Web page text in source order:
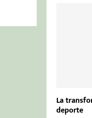
La
deporte